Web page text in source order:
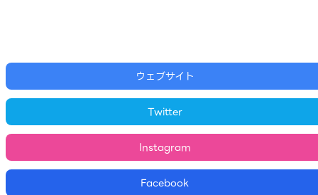
ウェブサイト
Twitter
Instagram
Facebook